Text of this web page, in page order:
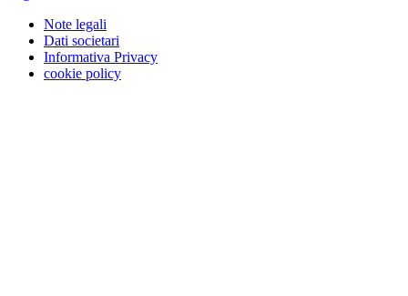
Note legali
Dati societari
Informativa Privacy
cookie policy